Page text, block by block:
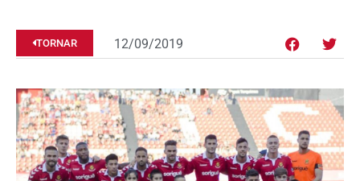
TORNAR 12/09/2019